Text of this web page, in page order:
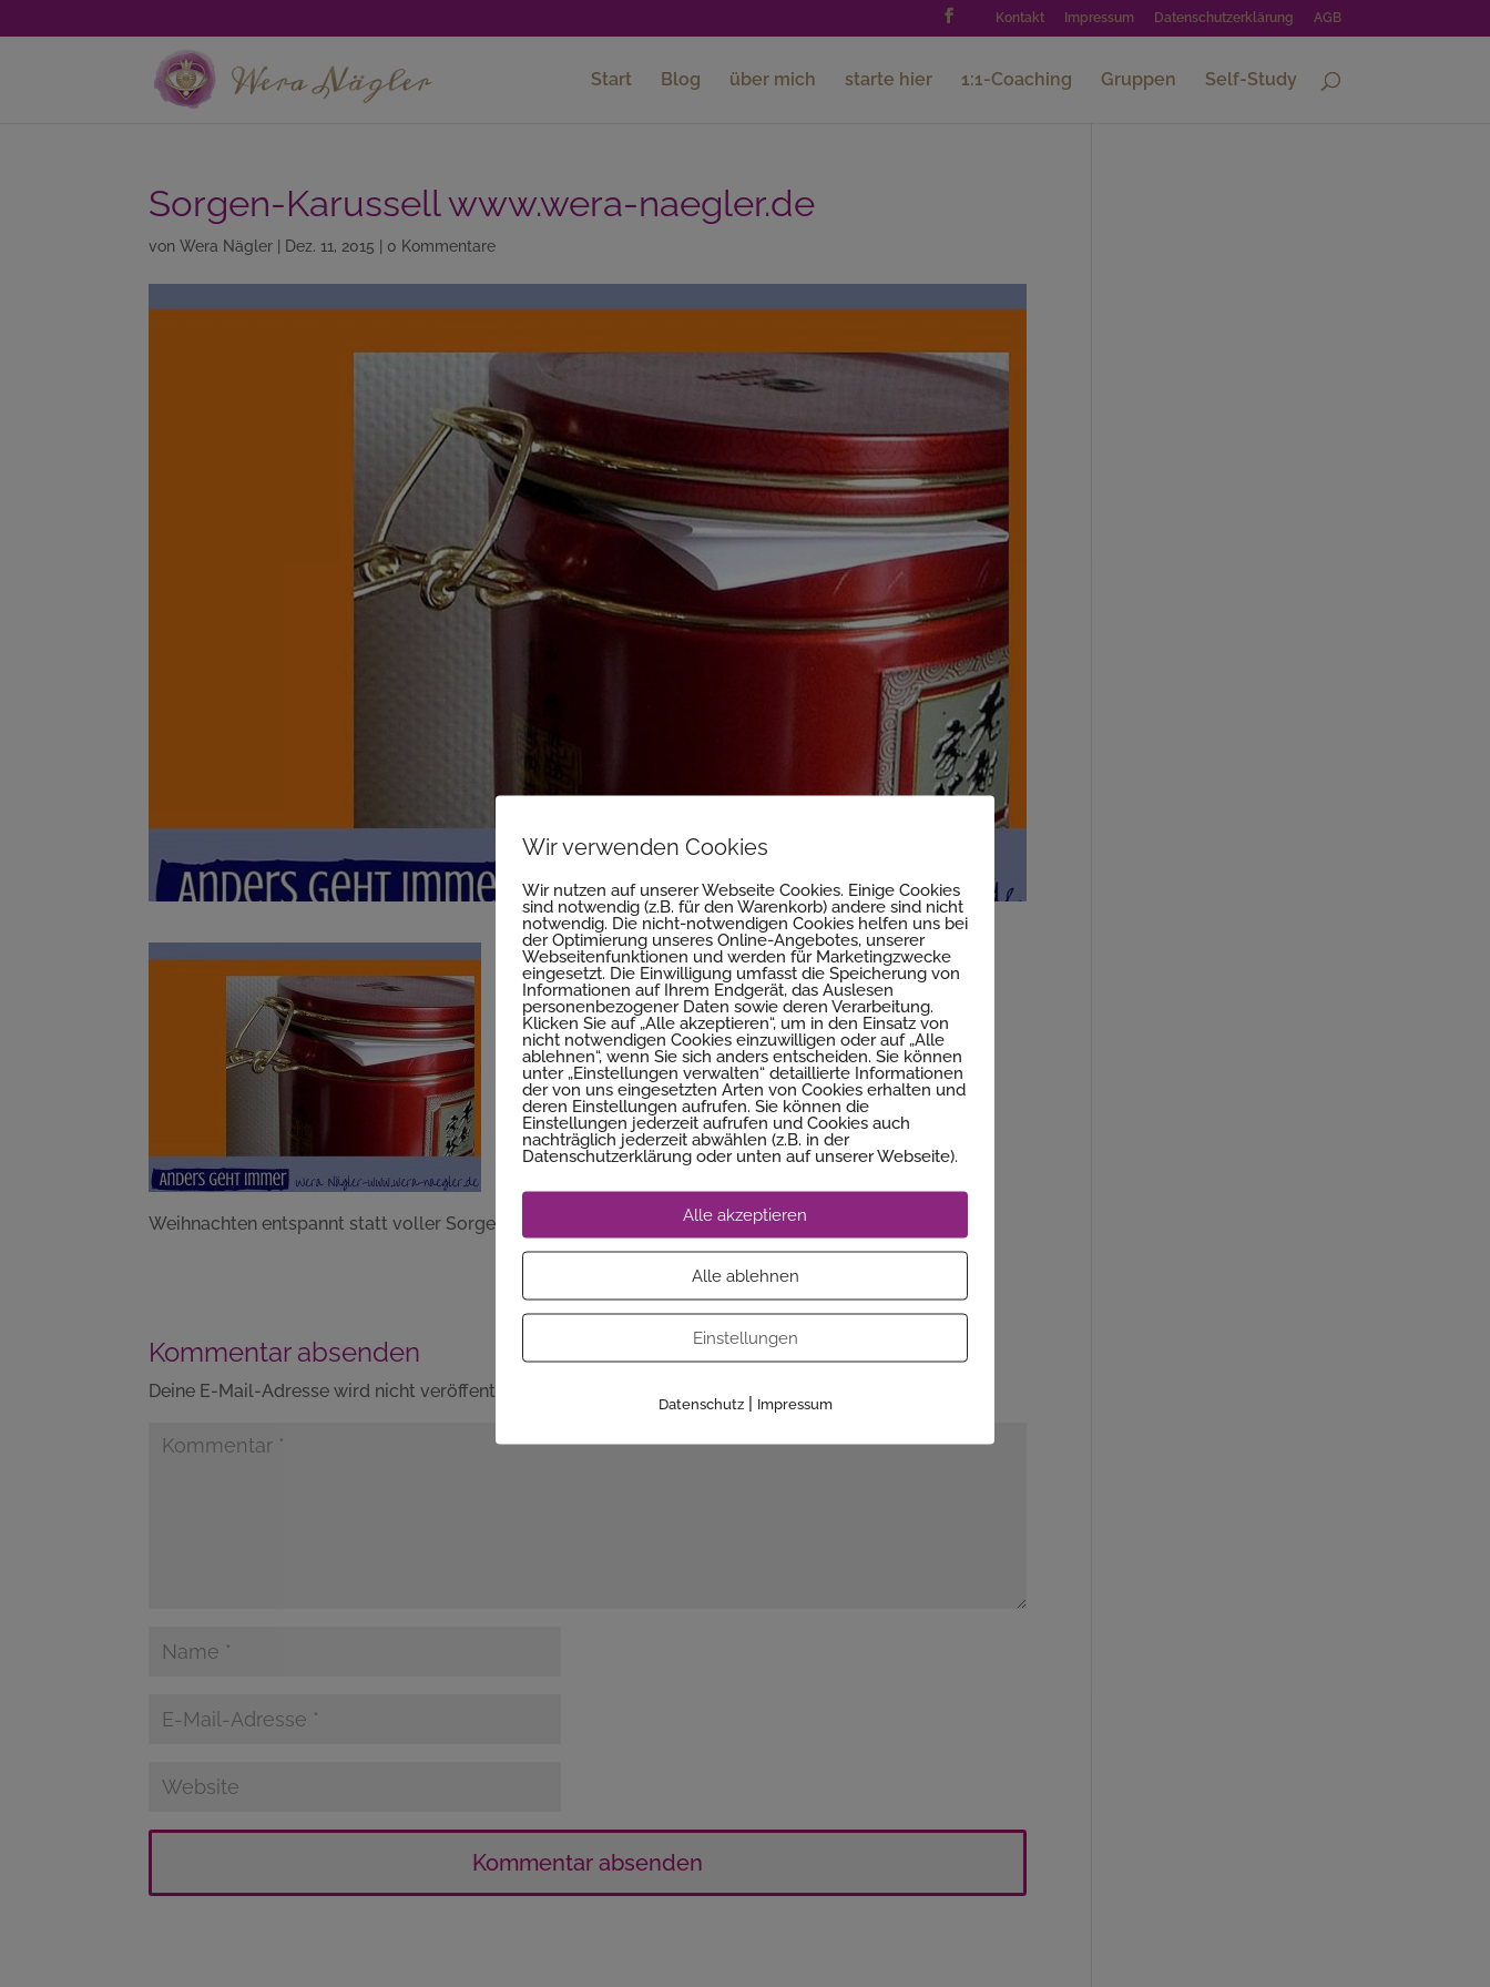
Kontakt Impressum Datenschutzerklärung AGB
Start Blog über mich starte hier 1:1-Coaching Gruppen Self-Study
Sorgen-Karussell www.wera-naegler.de
vonWera Nägler Dez. 11, 2015 0 Kommentare
Weihnachten entspannt statt voller Sorgen
Kommentar absenden
Deine E-Mail-Adresse wird nicht veröffentlicht.
Wir verwenden Cookies
Wir nutzen auf unserer Webseite Cookies. Einige Cookies
sind notwendig (z.B. für den Warenkorb) andere sind nicht
notwendig. Die nicht-notwendigen Cookies helfen uns bei
der Optimierung unseres Online-Angebotes, unserer
Webseitenfunktionen und werden für Marketingzwecke
eingesetzt. Die Einwilligung umfasst die Speicherung von
Informationen auf Ihrem Endgerät, das Auslesen
personenbezogener Daten sowie deren Verarbeitung.
Klicken Sie auf „Alle akzeptieren“, um in den Einsatz von
nicht notwendigen Cookies einzuwilligen oder auf „Alle
ablehnen“, wenn Sie sich anders entscheiden. Sie können
unter „Einstellungen verwalten“ detaillierte Informationen
der von uns eingesetzten Arten von Cookies erhalten und
deren Einstellungen aufrufen. Sie können die
Einstellungen jederzeit aufrufen und Cookies auch
nachträglich jederzeit abwählen (z.B. in der
Datenschutzerklärung oder unten auf unserer Webseite).
Alle akzeptieren
Alle ablehnen
Einstellungen
Datenschutz| Impressum